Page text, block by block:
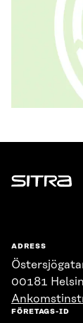
Sitra
ADRESS
00181
FÖRETAGS-ID